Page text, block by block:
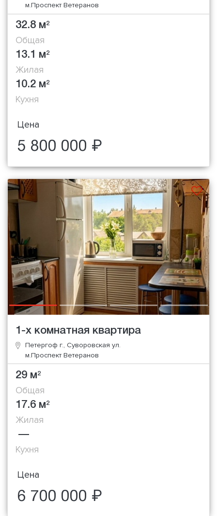
м.Проспект Ветеранов
32.8 м2
Общая
13.1 м2
Жилая
10.2 м2
Кухня
Цена
5 800 000 ₽
1-х комнатная квартира
Петергоф г., Суворовская ул.
м.Проспект Ветеранов
29 м2
Общая
17.6 м2
Жилая
—
Кухня
Цена
6 700 000 ₽